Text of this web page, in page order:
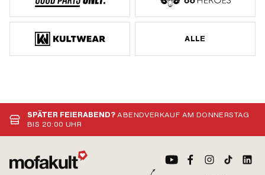
ALLE
SPÄTER FEIERABEND?ABENDVERKAUF AM DONNERSTAG
BIS 20:00 UHR